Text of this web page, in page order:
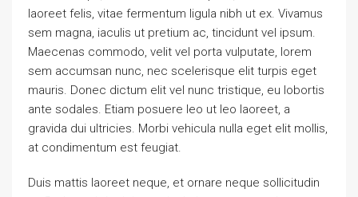
laoreet felis, vitae fermentum ligula nibh ut ex. Vivamus
sem magna, iaculis ut pretium ac, tincidunt vel ipsum.
Maecenas commodo, velit vel porta vulputate, lorem
sem accumsan nunc, nec scelerisque elit turpis eget
mauris. Donec dictum elit vel nunc tristique, eu lobortis
ante sodales. Etiam posuere leo ut leo laoreet, a
gravida dui ultricies. Morbi vehicula nulla eget elit mollis,
at condimentum est feugiat.
Duis mattis laoreet neque, et ornare neque sollicitudin